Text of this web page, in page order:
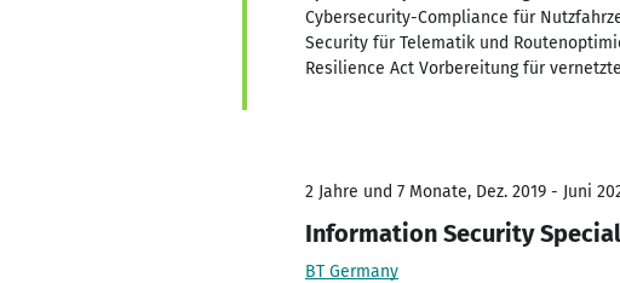
Cybersecurity-Compliance für
Security für Telematik und
Resilience Act Vorbereitung für
2 Jahre und 7 Monate, Dez. 2019 - Juni
Information Security
BT Germany